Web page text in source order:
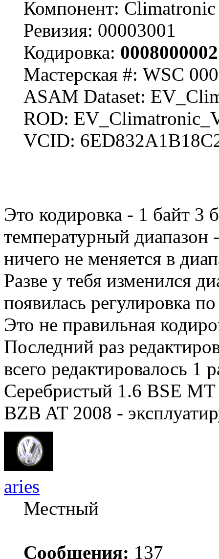
Компонент:
Ревизия: 00003001
Кодировка: 0008000002
Мастерская #: WSC
ASAM Dataset:
ROD:
VCID:
Это кодировка - 1 байт 3
температурный диапазон
ничего не меняется в
Разве у тебя изменился
появилась регулировка
Это не правильная
Последний раз
всего редактировалось 1
Серебристый 1.6 BSE
BZB AT 2008 -
aries
Местный
Сообщения: 137